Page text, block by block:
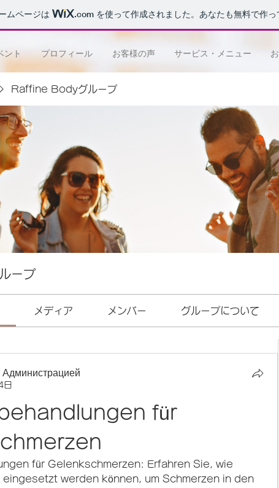
ムページは .com を使って作成されました。あなたも無料で作っ
ント プロフィール お客様の声 サービス・メニュー
Raffine Bodyグループ
ープ
メディア メンバー グループについて
日
für
für Gelenkschmerzen: Erfahren Sie, wie
werden können, um Schmerzen in den